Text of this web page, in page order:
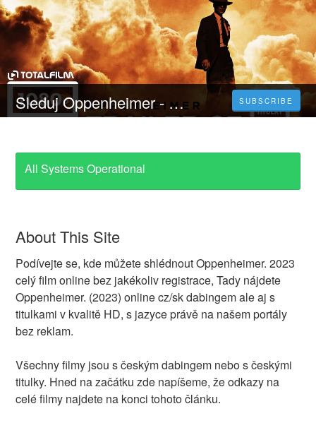
Sleduj Oppenheimer - Celý Film 𝐎𝐍𝐋𝐈𝐍𝐄 [2023] Česky CZ/SK DABING i Titulky SUBSCRIBE
All Systems Operational
About This Site
Podívejte se, kde můžete shlédnout Oppenheimer. 2023
celý film online bez jakékoliv registrace, Tady nájdete
Oppenheimer. (2023) online cz/sk dabingem ale aj s
titulkami v kvalitě HD, s jazyce právě na našem portály
bez reklam.
Všechny filmy jsou s českým dabingem nebo s českými
titulky. Hned na začátku zde napíšeme, že odkazy na
celé filmy najdete na konci tohoto článku.